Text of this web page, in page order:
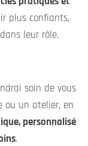
plus confiants,
leur rôle.
soin de vous
ou un atelier, en
personnalisé
.